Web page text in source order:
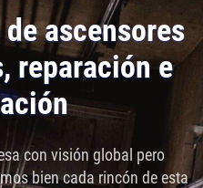
ascensores
reparación e
con visión global pero
bien cada rincón de esta